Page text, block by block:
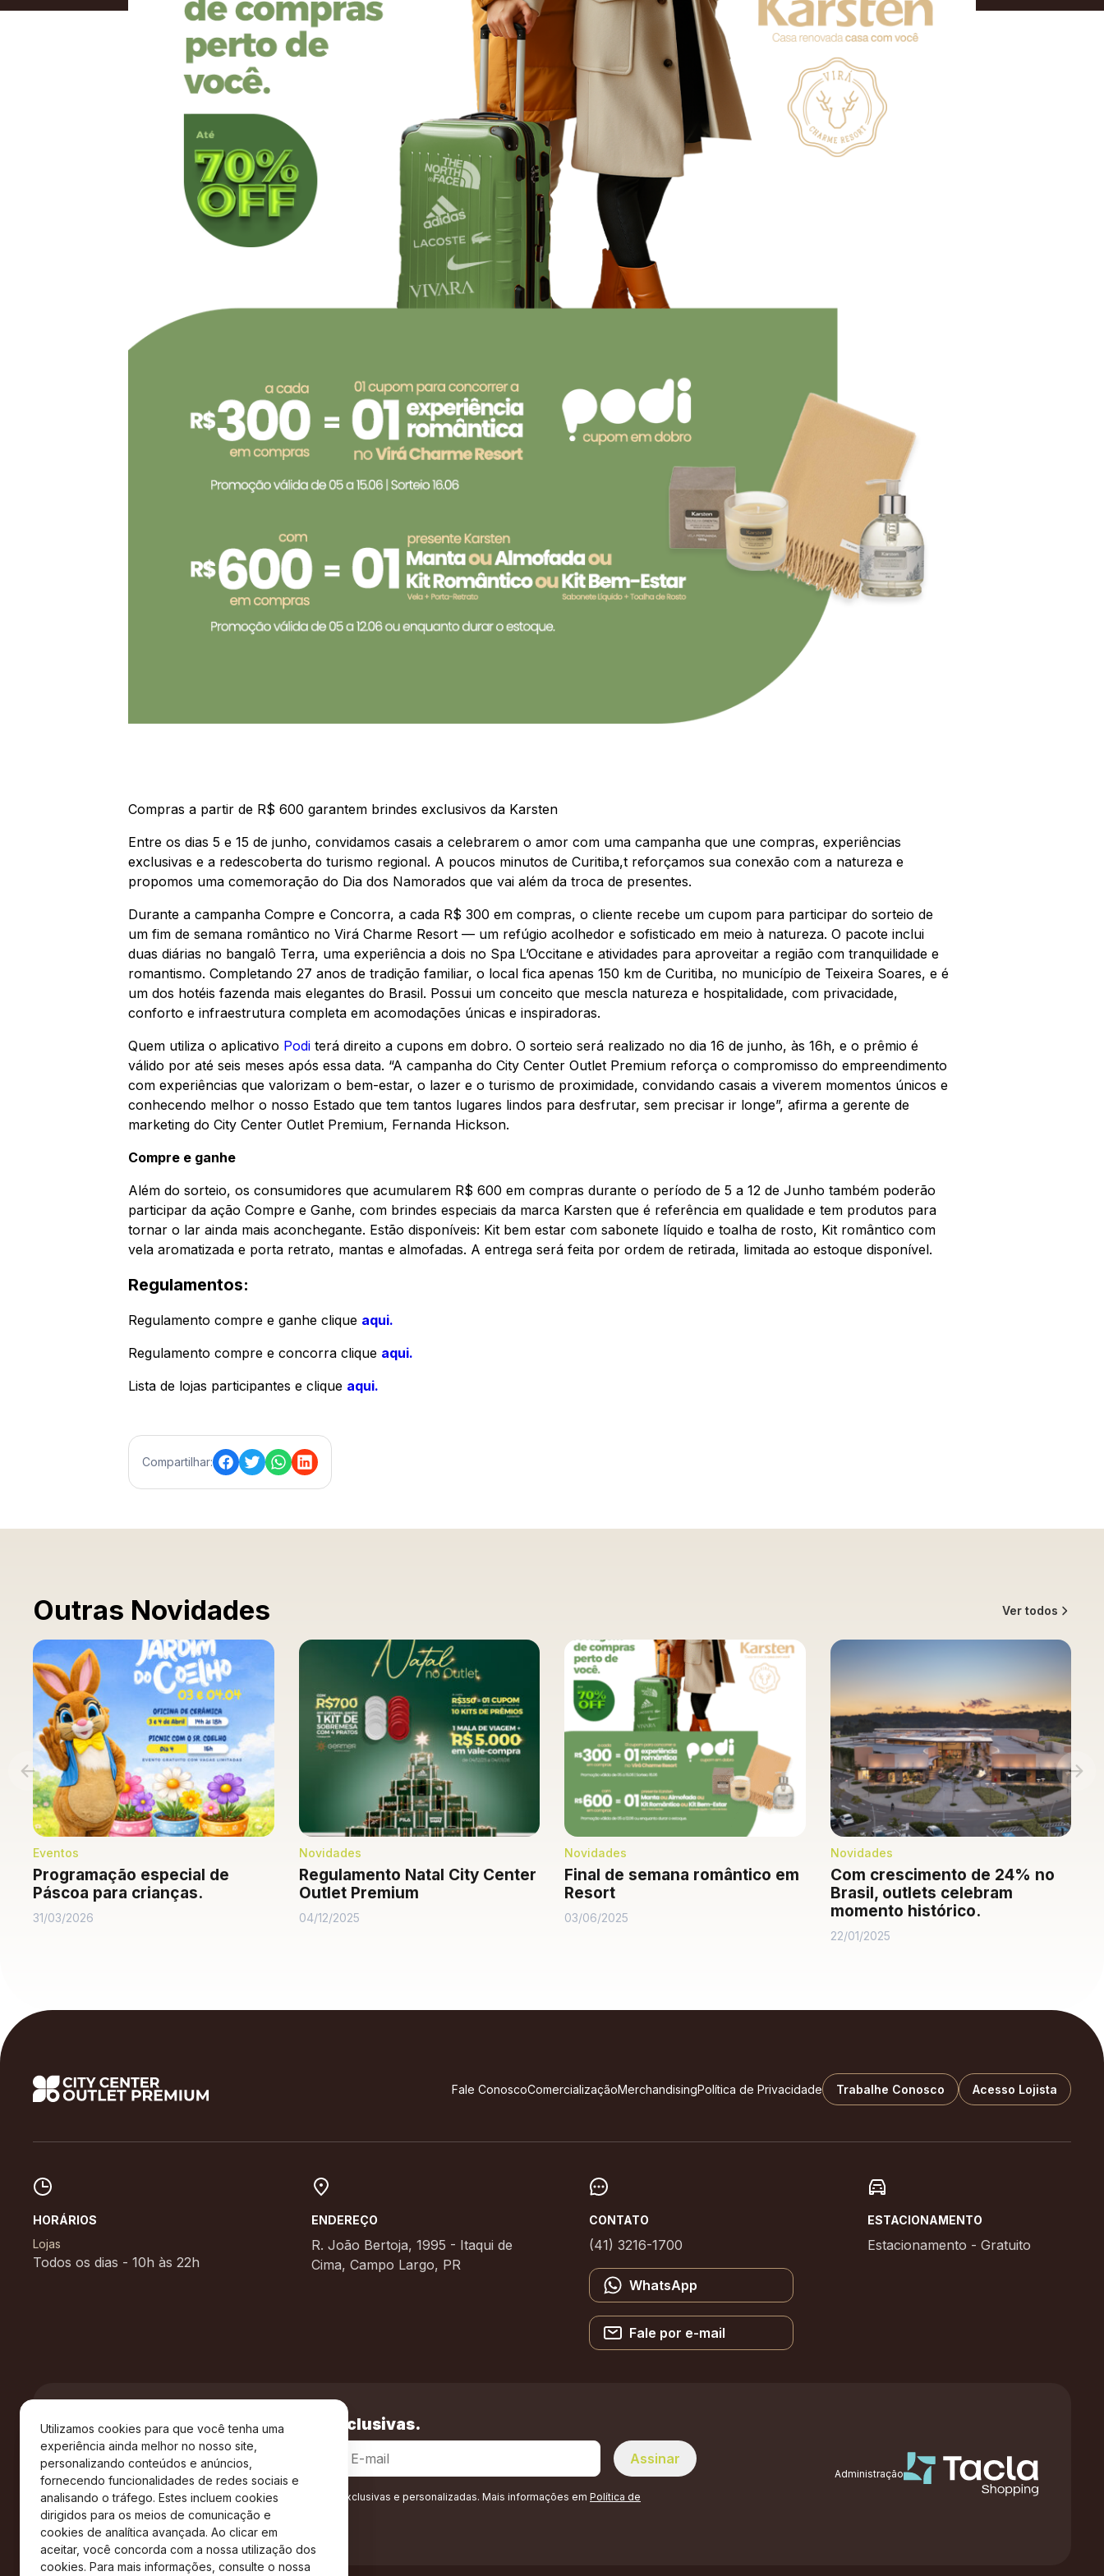
Utilizamos cookies para que você tenha uma
experiência ainda melhor no nosso site,
personalizando conteúdos e anúncios,
fornecendo funcionalidades de redes sociais e
analisando o tráfego. Estes incluem cookies
dirigidos para os meios de comunicação e
cookies de analítica avançada. Ao clicar em
aceitar, você concorda com a nossa utilização dos
cookies. Para mais informações, consulte o nossa
Compras a partir de R$ 600 garantem brindes exclusivos da Karsten
Entre os dias 5 e 15 de junho, convidamos casais a celebrarem o amor com uma campanha que une compras, experiências
exclusivas e a redescoberta do turismo regional. A poucos minutos de Curitiba,t reforçamos sua conexão com a natureza e
propomos uma comemoração do Dia dos Namorados que vai além da troca de presentes.
Durante a campanha Compre e Concorra, a cada R$ 300 em compras, o cliente recebe um cupom para participar do sorteio de
um fim de semana romântico no Virá Charme Resort — um refúgio acolhedor e sofisticado em meio à natureza. O pacote inclui
duas diárias no bangalô Terra, uma experiência a dois no Spa L’Occitane e atividades para aproveitar a região com tranquilidade e
romantismo. Completando 27 anos de tradição familiar, o local fica apenas 150 km de Curitiba, no município de Teixeira Soares, e é
um dos hotéis fazenda mais elegantes do Brasil. Possui um conceito que mescla natureza e hospitalidade, com privacidade,
conforto e infraestrutura completa em acomodações únicas e inspiradoras.
Quem utiliza o aplicativo Podi terá direito a cupons em dobro. O sorteio será realizado no dia 16 de junho, às 16h, e o prêmio é
válido por até seis meses após essa data. “A campanha do City Center Outlet Premium reforça o compromisso do empreendimento
com experiências que valorizam o bem-estar, o lazer e o turismo de proximidade, convidando casais a viverem momentos únicos e
conhecendo melhor o nosso Estado que tem tantos lugares lindos para desfrutar, sem precisar ir longe”, afirma a gerente de
marketing do City Center Outlet Premium, Fernanda Hickson.
Compre e ganhe
Além do sorteio, os consumidores que acumularem R$ 600 em compras durante o período de 5 a 12 de Junho também poderão
participar da ação Compre e Ganhe, com brindes especiais da marca Karsten que é referência em qualidade e tem produtos para
tornar o lar ainda mais aconchegante. Estão disponíveis: Kit bem estar com sabonete líquido e toalha de rosto, Kit romântico com
vela aromatizada e porta retrato, mantas e almofadas. A entrega será feita por ordem de retirada, limitada ao estoque disponível.
Regulamentos:
Regulamento compre e ganhe clique aqui.
Regulamento compre e concorra clique aqui.
Lista de lojas participantes e clique aqui.
Compartilhar:
Outras Novidades Ver todos
Eventos
Programação especial de
Páscoa para crianças.
31/03/2026
Novidades
Regulamento Natal City Center
Outlet Premium
04/12/2025
Novidades
Final de semana romântico em
Resort
03/06/2025
Novidades
Com crescimento de 24% no
Brasil, outlets celebram
momento histórico.
22/01/2025
Fale ConoscoComercializaçãoMerchandisingPolítica de Privacidade Trabalhe Conosco Acesso Lojista
HORÁRIOS
Lojas
Todos os dias - 10h às 22h
ENDEREÇO
R. João Bertoja, 1995 - Itaqui de
Cima, Campo Largo, PR
CONTATO
(41) 3216-1700
WhatsApp
Fale por e-mail
ESTACIONAMENTO
Estacionamento - Gratuito
Cadastre-se e recebavantagens exclusivas.
Ao se cadastrar você confirma em receber informações exclusivas e personalizadas. Mais informações em Política de
Privacidade.*
Administração